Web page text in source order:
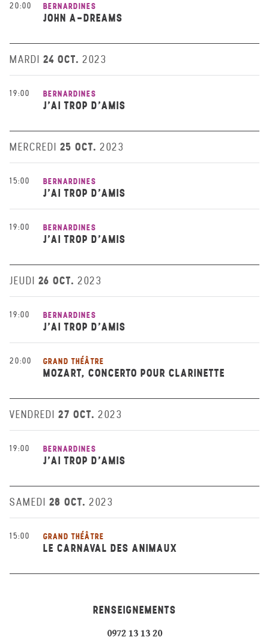
20:00 BERNARDINES
JOHN A-DREAMS
MARDI 24 OCT. 2023
19:00 BERNARDINES
J’AI TROP D’AMIS
MERCREDI 25 OCT. 2023
15:00 BERNARDINES
J’AI TROP D’AMIS
19:00 BERNARDINES
J’AI TROP D’AMIS
JEUDI 26 OCT. 2023
19:00 BERNARDINES
J’AI TROP D’AMIS
20:00 GRAND THÉÂTRE
MOZART, CONCERTO POUR CLARINETTE
VENDREDI 27 OCT. 2023
19:00 BERNARDINES
J’AI TROP D’AMIS
SAMEDI 28 OCT. 2023
15:00 GRAND THÉÂTRE
LE CARNAVAL DES ANIMAUX
RENSEIGNEMENTS
0972 13 13 20